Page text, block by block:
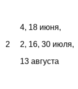
2
4, 18 июня,
2, 16, 30 июля,
13 августа